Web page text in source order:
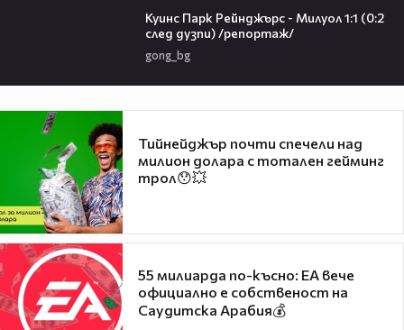
Куинс Парк Рейнджърс - Милуол 1:1 (0:2
след дузпи) /репортаж/
gong_bg
Тийнейджър почти спечели над
милион долара с тотален гейминг
трол😯💥
55 милиарда по-късно: EA вече
официално е собственост на
Саудитска Арабия💰